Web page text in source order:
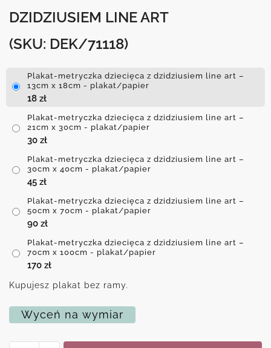
DZIDZIUSIEM LINE ART
(SKU: DEK/71118)
Plakat-metryczka dziecięca z dzidziusiem line art –
13cm x 18cm - plakat/papier
18 zł
Plakat-metryczka dziecięca z dzidziusiem line art –
21cm x 30cm - plakat/papier
30 zł
Plakat-metryczka dziecięca z dzidziusiem line art –
30cm x 40cm - plakat/papier
45 zł
Plakat-metryczka dziecięca z dzidziusiem line art –
50cm x 70cm - plakat/papier
90 zł
Plakat-metryczka dziecięca z dzidziusiem line art –
70cm x 100cm - plakat/papier
170 zł
Kupujesz plakat bez ramy.
Wyceń na wymiar